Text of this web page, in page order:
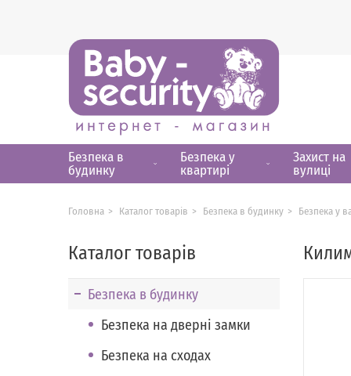
Безпека в
будинку
Безпека у
квартирі
Захист на
вулиці
Головна Каталог товарів Безпека в будинку Безпека у
Каталог товарів
Безпека в будинку
Безпека на дверні замки
Безпека на сходах